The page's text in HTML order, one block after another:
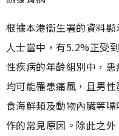
根據本港衞生署的資料
人士當中，有5.2%正受
性疾病的年齡組別中，
均可能罹患痛風，且男
食海鮮類及動物內臟等
作的常見原因。除此之